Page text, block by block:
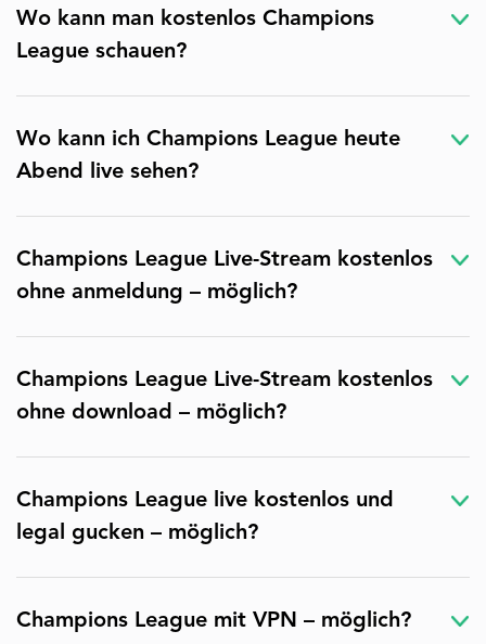
Wo kann man kostenlos Champions
League schauen?
Wo kann ich Champions League heute
Abend live sehen?
Champions League Live-Stream kostenlos
ohne anmeldung – möglich?
Champions League Live-Stream kostenlos
ohne download – möglich?
Champions League live kostenlos und
legal gucken – möglich?
Champions League mit VPN – möglich?